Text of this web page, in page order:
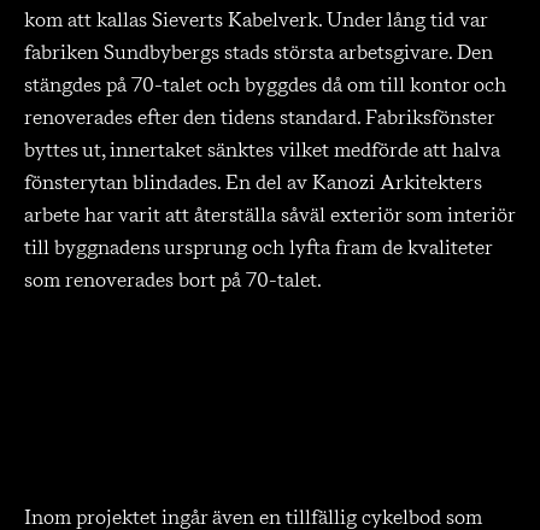
kom att kallas Sieverts Kabelverk. Under lång tid var
fabriken Sundbybergs stads största arbetsgivare. Den
stängdes på 70-talet och byggdes då om till kontor och
renoverades efter den tidens standard. Fabriksfönster
byttes ut, innertaket sänktes vilket medförde att halva
fönsterytan blindades. En del av Kanozi Arkitekters
arbete har varit att återställa såväl exteriör som interiör
till byggnadens ursprung och lyfta fram de kvaliteter
som renoverades bort på 70-talet.
Inom projektet ingår även en tillfällig cykelbod som